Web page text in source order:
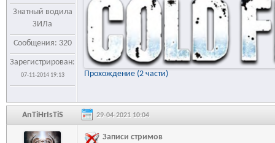
Знатный водила
ЗИЛа
Сообщения: 320
Зарегистрирован:
07-11-2014 19:13 Прохождение (2 части)
AnTiHrIsTiS 29-04-2021 10:04
Записи стримов